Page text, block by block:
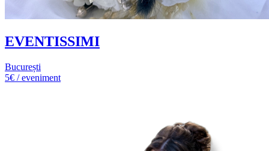
EVENTISSIMI
București
5€ / eveniment